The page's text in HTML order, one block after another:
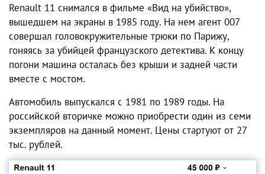
Renault 11 снимался в фильме «Вид на убийство»,
вышедшем на экраны в 1985 году. На нем агент 007
совершал головокружительные трюки по Парижу,
гоняясь за убийцей французского детектива. К концу
погони машина осталась без крыши и задней части
вместе с мостом.
Автомобиль выпускался с 1981 по 1989 годы. На
российской вторичке можно приобрести один из семи
экземпляров на данный момент. Цены стартуют от 27
тыс. рублей.